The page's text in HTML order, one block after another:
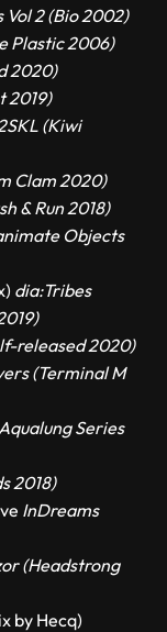
2 (Bio 2002)
Plastic 2006)
2020)
2019)
(Kiwi
Clam 2020)
& Run 2018)
Objects
dia:Tribes
released 2020)
(Terminal M
Series
2018)
InDreams
(Headstrong
by Hecq)